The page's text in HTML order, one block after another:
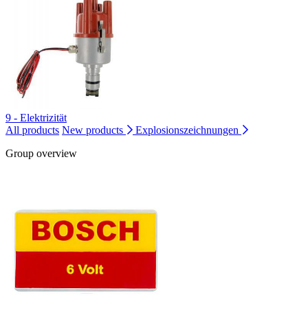
9 - Elektrizität
All products New products
Explosionszeichnungen
Group overview